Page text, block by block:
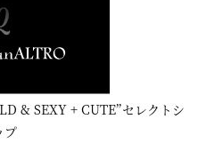
& SEXY + CUTE”セレクトシ
プ